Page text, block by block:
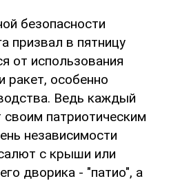
безопасности
призвал в пятницу
от использования
ракет, особенно
Ведь каждый
своим патриотическим
независимости
с крыши или
дворика - "патио", а